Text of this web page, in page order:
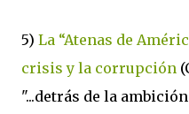
5) La “Atenas de
crisis y la corrupción
"...detrás de la